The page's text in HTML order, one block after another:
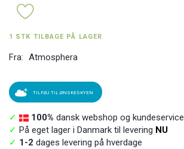
1 STK TILBAGE PÅ LAGER
Fra: Atmosphera
TILFØJ TIL ØNSKESKYEN
✓ 100% dansk webshop og kundeservice
✓ På eget lager i Danmark til levering NU
✓ 1-2 dages levering på hverdage